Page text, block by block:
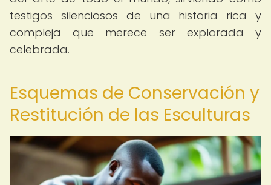
testigos silenciosos de una historia rica y
compleja que merece ser explorada y
celebrada.
Esquemas de Conservación y
Restitución de las Esculturas